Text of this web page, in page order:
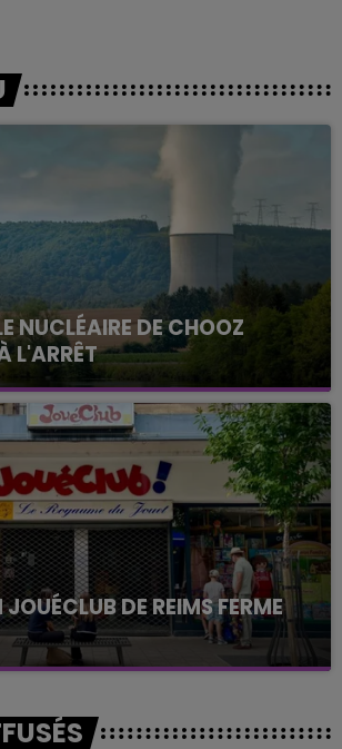
NUCLÉAIRE DE CHOOZ
L'ARRÊT
semaine que la centrale
est à l'arrêt. Une situation
intense qui est toujours
DE REIMS FERME
institutions du centre-ville